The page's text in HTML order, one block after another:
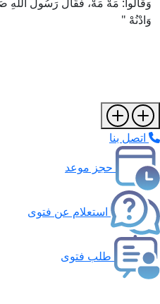
وَادْنُهْ "
اتصل بنا
حجز موعد
استعلام عن فتوى
طلب فتوى